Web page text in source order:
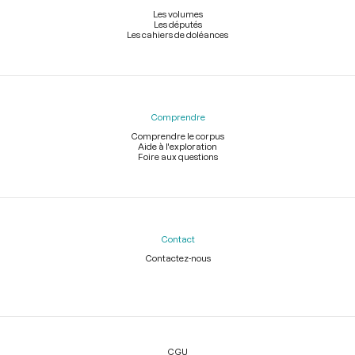
Les volumes
Les députés
Les cahiers de doléances
Comprendre
Comprendre le corpus
Aide à l'exploration
Foire aux questions
Contact
Contactez-nous
Légal
CGU